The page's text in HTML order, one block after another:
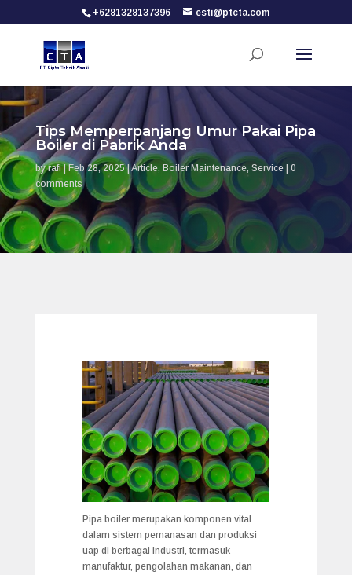
+6281328137396 esti@ptcta.com
Tips Memperpanjang Umur Pakai Pipa
Boiler di Pabrik Anda
byrafi|Feb 28, 2025| Article, Boiler Maintenance, Service| 0
comments
Pipa boiler merupakan komponen vital
dalam sistem pemanasan dan produksi
uap di berbagai industri, termasuk
manufaktur, pengolahan makanan, dan